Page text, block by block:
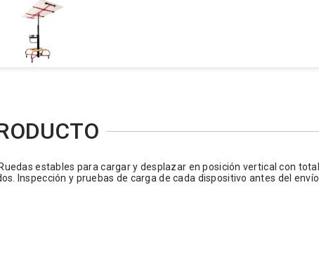
estables para cargar y desplazar en posición vertical con total
Inspección y pruebas de carga de cada dispositivo antes del envío.